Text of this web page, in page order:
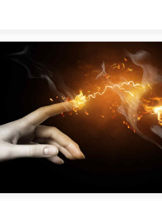
homeassistant:latest
表示最新版的 用0.88.1顺手了，配置文件
新版本的了。新版也试用过，不太好用 刚
run -d --restart=always --
-e TZ=Asia/Shanghai -v
config -p 8123:8123 - ...